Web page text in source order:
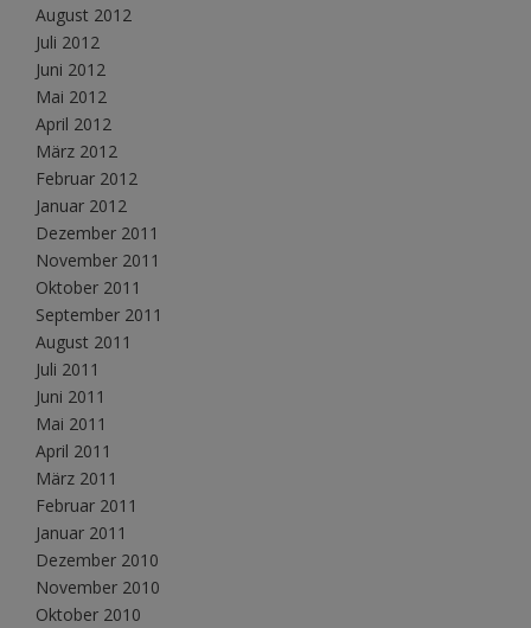
August 2012
Juli 2012
Juni 2012
Mai 2012
April 2012
März 2012
Februar 2012
Januar 2012
Dezember 2011
November 2011
Oktober 2011
September 2011
August 2011
Juli 2011
Juni 2011
Mai 2011
April 2011
März 2011
Februar 2011
Januar 2011
Dezember 2010
November 2010
Oktober 2010